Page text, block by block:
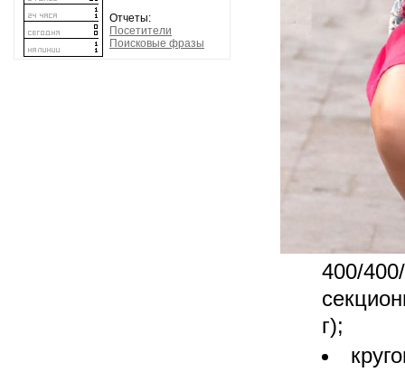
Отчеты:
Посетители
Поисковые фразы
400/
г);